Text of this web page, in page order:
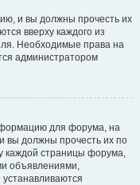
и вы должны прочесть их
вверху каждого из
Необходимые права на
администратором
для форума, на
вы должны прочесть их по
каждой страницы форума,
объявлениями,